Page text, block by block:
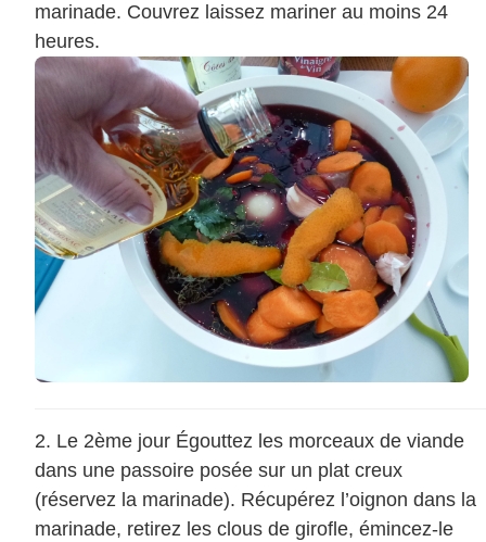
marinade. Couvrez laissez mariner au moins 24
heures.
Le 2ème jour Égouttez les morceaux de viande
dans une passoire posée sur un plat creux
(réservez la marinade). Récupérez l’oignon dans la
marinade, retirez les clous de girofle, émincez-le